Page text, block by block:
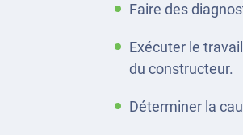
Faire des
Exécuter le
du constructeur.
Déterminer la